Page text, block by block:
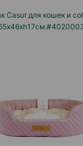
Casur для кошек и